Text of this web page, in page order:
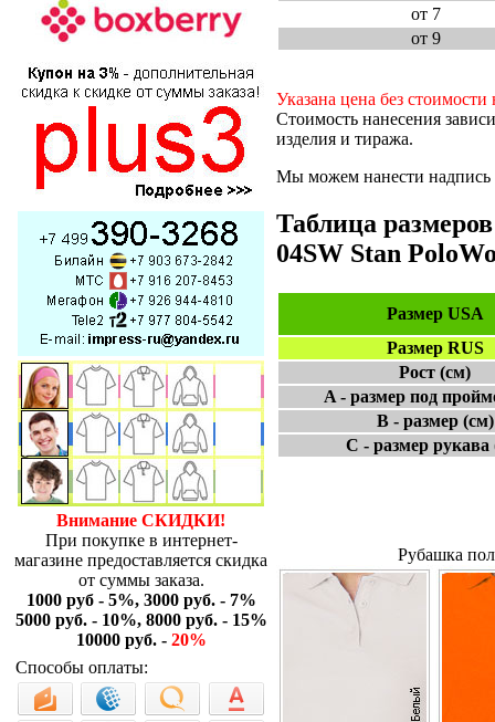
Внимание СКИДКИ!
При покупке в интернет-
магазине предоставляется скидка
от суммы заказа.
1000 руб - 5%, 3000 руб. - 7%
5000 руб. - 10%, 8000 руб. - 15%
10000 руб. - 20%
Способы оплаты:
от 7
от 9
Указана цена без стоимости
Стоимость нанесения
изделия и тиража.
Мы можем нанести надпись
Таблица
04SW Stan
Размер USA
Размер RUS
Рост (см)
A - размер под
B - размер (см)
C - размер рукава
Рубашка